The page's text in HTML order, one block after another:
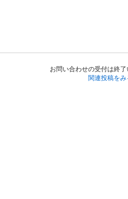
お問い合わせの受付は終了
関連投稿をみ